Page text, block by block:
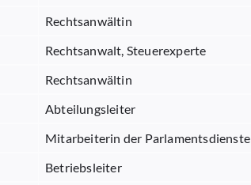
Rechtsanwältin
Rechtsanwalt, Steuerexperte
Rechtsanwältin
Abteilungsleiter
Mitarbeiterin der Parlamentsdienste
Betriebsleiter